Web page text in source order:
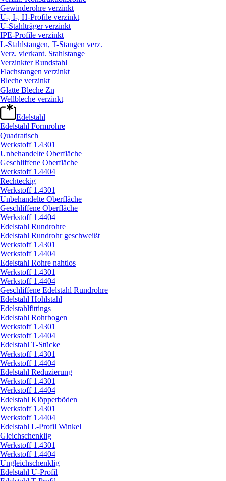
Gewinderohre verzinkt
U-, I-, H-Profile verzinkt
U-Stahlträger verzinkt
IPE-Profile verzinkt
L-Stahlstangen, T-Stangen verz.
Verz. vierkant. Stahlstange
Verzinkter Rundstahl
Flachstangen verzinkt
Bleche verzinkt
Glatte Bleche Zn
Wellbleche verzinkt
Edelstahl
Edelstahl Formrohre
Quadratisch
Werkstoff 1.4301
Unbehandelte Oberfläche
Geschliffene Oberfläche
Werkstoff 1.4404
Rechteckig
Werkstoff 1.4301
Unbehandelte Oberfläche
Geschliffene Oberfläche
Werkstoff 1.4404
Edelstahl Rundrohre
Edelstahl Rundrohr geschweißt
Werkstoff 1.4301
Werkstoff 1.4404
Edelstahl Rohre nahtlos
Werkstoff 1.4301
Werkstoff 1.4404
Geschliffene Edelstahl Rundrohre
Edelstahl Hohlstahl
Edelstahlfittings
Edelstahl Rohrbogen
Werkstoff 1.4301
Werkstoff 1.4404
Edelstahl T-Stücke
Werkstoff 1.4301
Werkstoff 1.4404
Edelstahl Reduzierung
Werkstoff 1.4301
Werkstoff 1.4404
Edelstahl Klöpperböden
Werkstoff 1.4301
Werkstoff 1.4404
Edelstahl L-Profil Winkel
Gleichschenklig
Werkstoff 1.4301
Werkstoff 1.4404
Ungleichschenklig
Edelstahl U-Profil